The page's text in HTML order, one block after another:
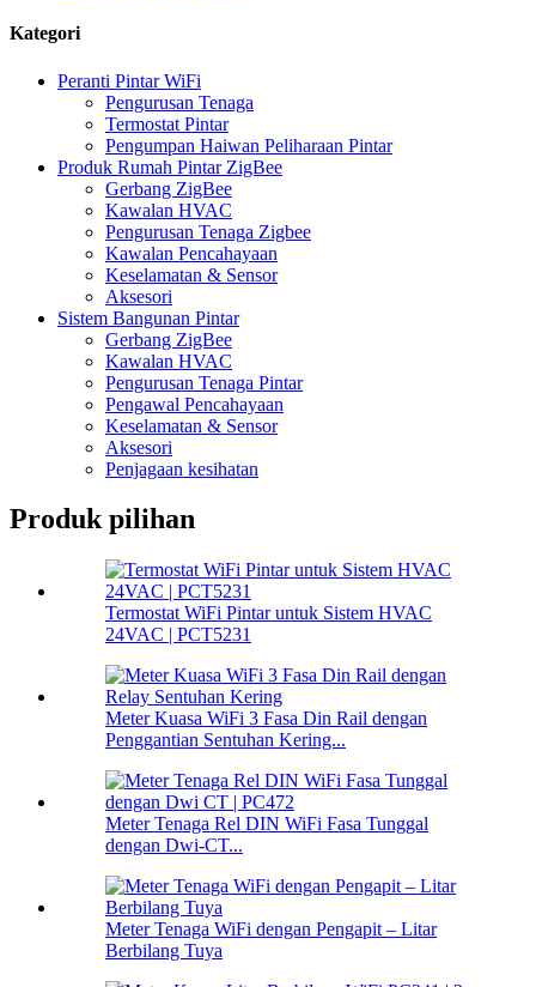
Kategori
Peranti Pintar WiFi
Pengurusan Tenaga
Termostat Pintar
Pengumpan Haiwan Peliharaan Pintar
Produk Rumah Pintar ZigBee
Gerbang ZigBee
Kawalan HVAC
Pengurusan Tenaga Zigbee
Kawalan Pencahayaan
Keselamatan & Sensor
Aksesori
Sistem Bangunan Pintar
Gerbang ZigBee
Kawalan HVAC
Pengurusan Tenaga Pintar
Pengawal Pencahayaan
Keselamatan & Sensor
Aksesori
Penjagaan kesihatan
Produk pilihan
Termostat WiFi Pintar untuk Sistem HVAC
24VAC | PCT5231
Meter Kuasa WiFi 3 Fasa Din Rail dengan
Penggantian Sentuhan Kering...
Meter Tenaga Rel DIN WiFi Fasa Tunggal
dengan Dwi-CT...
Meter Tenaga WiFi dengan Pengapit – Litar
Berbilang Tuya